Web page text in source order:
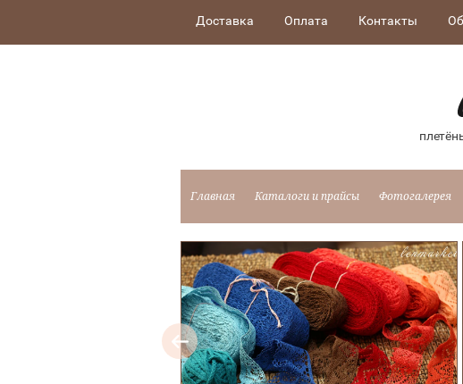
Доставка Оплата Контакты
Главная Каталоги и прайсы Фотогалерея